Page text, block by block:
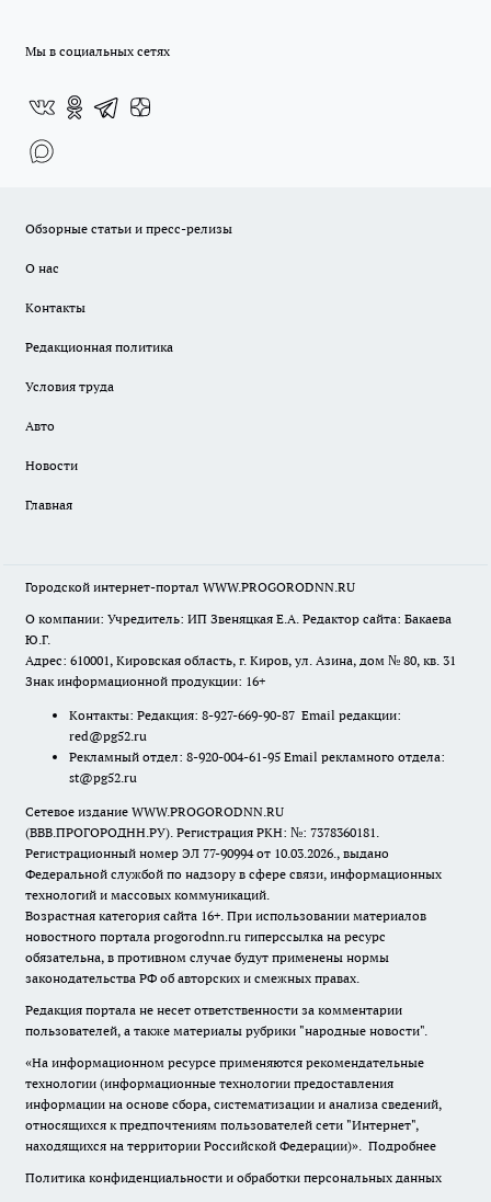
Мы в социальных сетях
Обзорные статьи и пресс-релизы
О нас
Контакты
Редакционная политика
Условия труда
Авто
Новости
Главная
Городской интернет-портал WWW.PROGORODNN.RU
О компании: Учредитель: ИП Звеняцкая Е.А. Редактор сайта: Бакаева
Ю.Г.
Адрес: 610001, Кировская область, г. Киров, ул. Азина, дом № 80, кв. 31
Знак информационной продукции: 16+
Контакты: Редакция: 8-927-669-90-87 Email редакции:
red@pg52.ru
Рекламный отдел: 8-920-004-61-95 Email рекламного отдела:
st@pg52.ru
Сетевое издание WWW.PROGORODNN.RU
(ВВВ.ПРОГОРОДНН.РУ). Регистрация РКН: №: 7378360181.
Регистрационный номер ЭЛ 77-90994 от 10.03.2026., выдано
Федеральной службой по надзору в сфере связи, информационных
технологий и массовых коммуникаций.
Возрастная категория сайта 16+. При использовании материалов
новостного портала progorodnn.ru гиперссылка на ресурс
обязательна, в противном случае будут применены нормы
законодательства РФ об авторских и смежных правах.
Редакция портала не несет ответственности за комментарии
пользователей, а также материалы рубрики "народные новости".
«На информационном ресурсе применяются рекомендательные
технологии (информационные технологии предоставления
информации на основе сбора, систематизации и анализа сведений,
относящихся к предпочтениям пользователей сети "Интернет",
находящихся на территории Российской Федерации)». Подробнее
Политика конфиденциальности и обработки персональных данных